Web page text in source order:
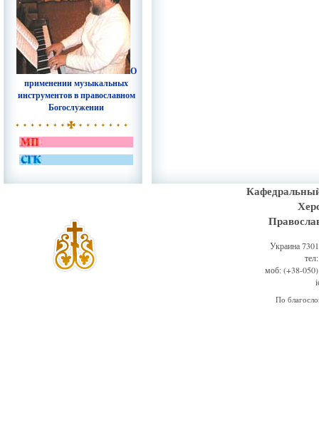
О
применении музыкальных
инструментов в православном
Богослужении
Украина
моб: (+38-
По